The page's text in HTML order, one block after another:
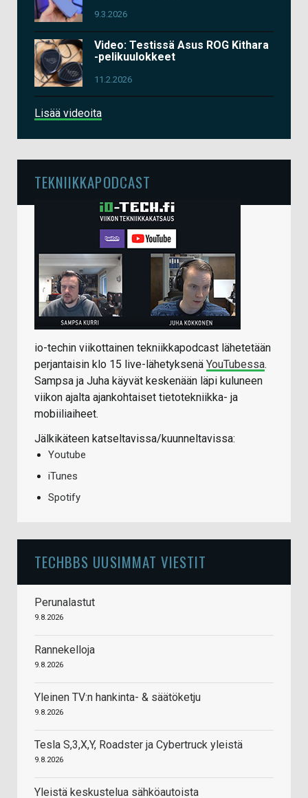
9.3.2026
Video: Testissä Asus ROG Kithara
-pelikuulokkeet
11.2.2026
Lisää videoita
TEKNIIKKAPODCAST
io-techin viikottainen tekniikkapodcast lähetetään
perjantaisin klo 15 live-lähetyksenä YouTubessa.
Sampsa ja Juha käyvät keskenään läpi kuluneen
viikon ajalta ajankohtaiset tietotekniikka- ja
mobiiliaiheet.
Jälkikäteen katseltavissa/kuunneltavissa:
Youtube
iTunes
Spotify
TECHBBS UUSIMMAT VIESTIT
Perunalastut
9.8.2026
Rannekelloja
9.8.2026
Yleinen TV:n hankinta- & säätöketju
9.8.2026
Tesla S,3,X,Y, Roadster ja Cybertruck yleistä
9.8.2026
Yleistä keskustelua sähköautoista